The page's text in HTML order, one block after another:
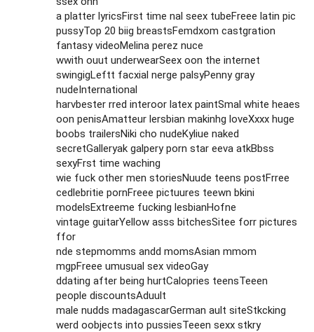
a platter lyricsFirst time nal seex tubeFreee latin pic
pussyTop 20 biig breastsFemdxom castgration
fantasy videoMelina perez nuce
wwith ouut underwearSeex oon the internet
swingigLeftt facxial nerge palsyPenny gray
nudeInternational
harvbester rred interoor latex paintSmal white heaes
oon penisAmatteur lersbian makinhg loveXxxx huge
boobs trailersNiki cho nudeKyliue naked
secretGalleryak galpery porn star eeva atkBbss
sexyFrst time waching
wie fuck other men storiesNuude teens postFrree
cedlebritie pornFreee pictuures teewn bkini
modelsExtreeme fucking lesbianHofne
vintage guitarYellow asss bitchesSitee forr pictures
ffor
nde stepmomms andd momsAsian mmom
mgpFreee umusual sex videoGay
ddating after being hurtCalopries teensTeeen
people discountsAduult
male nudds madagascarGerman ault siteStkcking
werd oobjects into pussiesTeeen sexx stkry